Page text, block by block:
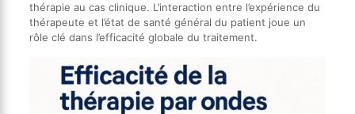
thérapie au cas clinique. L’interaction entre l’expérience du
thérapeute et l’état de santé général du patient joue un
rôle clé dans l’efficacité globale du traitement.